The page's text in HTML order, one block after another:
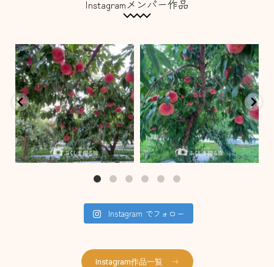
Instagramメンバー作品
fukushima_torutabi
8月 2
fukushima_torutabi
7月 27
Instagram でフォロー
Instagram作品一覧